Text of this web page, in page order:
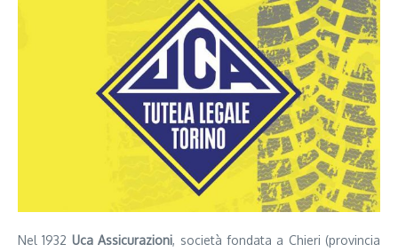
Nel 1932 Uca Assicurazioni, società fondata a Chieri (provincia